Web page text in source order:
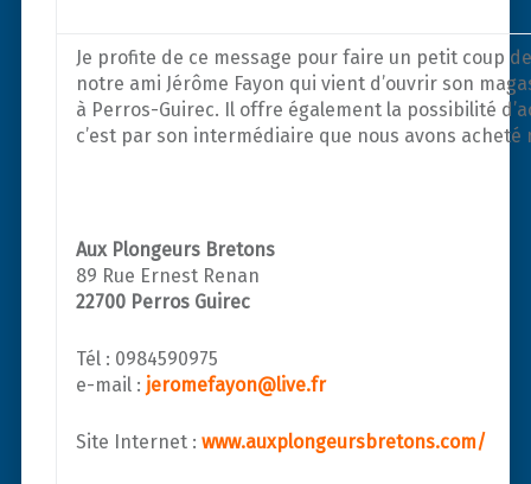
Je profite de ce message pour faire un petit coup
notre ami Jérôme Fayon qui vient d’ouvrir son
à Perros-Guirec. Il offre également la possibilité
c’est par son intermédiaire que nous avons
Aux Plongeurs Bretons
89 Rue Ernest Renan
22700 Perros Guirec
Tél : 0984590975
e-mail : jeromefayon@live.fr
Site Internet : www.auxplongeursbretons.com/